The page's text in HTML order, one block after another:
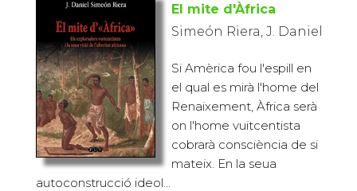
El mite d'Àfrica
Simeón Riera, J. Daniel
Si Amèrica fou l'espill en
el qual es mirà l'home del
Renaixement, Àfrica serà
on l'home vuitcentista
cobrarà consciència de si
mateix. En la seua
autoconstrucció ideol...